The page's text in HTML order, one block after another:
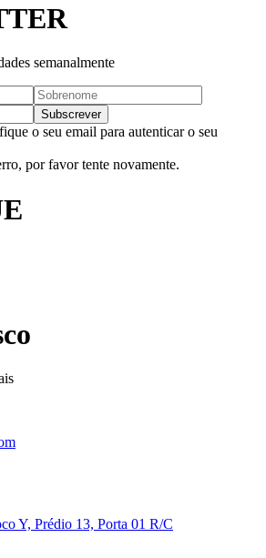
semanalmente
o seu email para autenticar o seu
por favor tente novamente.
Y, Prédio 13, Porta 01 R/C